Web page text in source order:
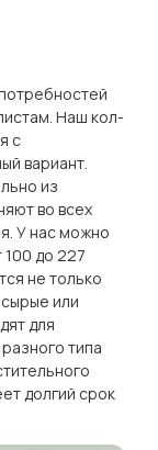
Наш кол-
с
вариант.
из
во всех
У нас можно
до 227
не только
или
для
типа
долгий срок